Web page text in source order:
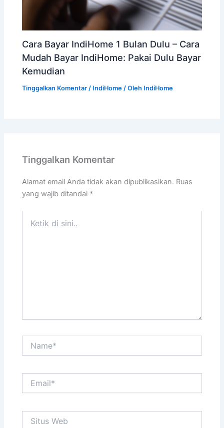
Cara Bayar IndiHome 1 Bulan Dulu – Cara
Mudah Bayar IndiHome: Pakai Dulu Bayar
Kemudian
Tinggalkan Komentar / IndiHome / Oleh IndiHome
Tinggalkan Komentar
Alamat email Anda tidak akan dipublikasikan. Ruas
yang wajib ditandai *
Web